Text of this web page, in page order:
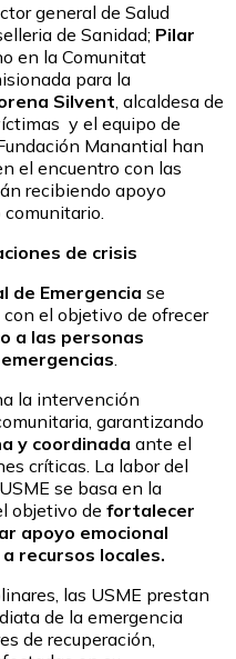
general de Salud
de Sanidad; Pilar
en la Comunitat
para la
Silvent, alcaldesa de
y el equipo de
Manantial han
el encuentro con las
recibiendo apoyo
de crisis
de Emergencia se
con el objetivo de ofrecer
a las personas
.
la intervención
garantizando
y coordinada ante el
críticas. La labor del
se basa en la
objetivo de fortalecer
apoyo emocional
recursos locales.
las USME prestan
de la emergencia
de recuperación,